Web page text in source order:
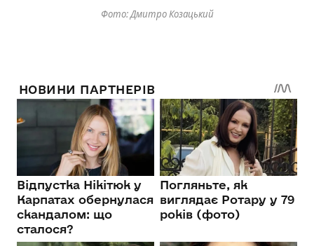
Фото: Дмитро Козацький